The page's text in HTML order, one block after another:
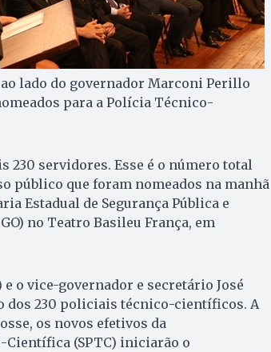
lado do governador Marconi Perillo
para a Polícia Técnico-
servidores. Esse é o número total
público que foram nomeados na manhã
Estadual de Segurança Pública e
no Teatro Basileu França, em
o vice-governador e secretário José
dos 230 policiais técnico-científicos. A
os novos efetivos da
(SPTC) iniciarão o